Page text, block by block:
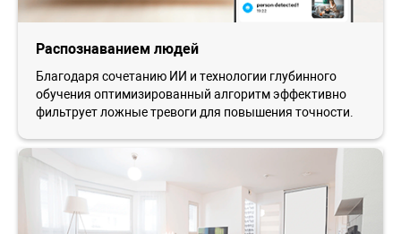
Распознаванием людей
Благодаря сочетанию ИИ и технологии глубинного
обучения оптимизированный алгоритм эффективно
фильтрует ложные тревоги для повышения точности.